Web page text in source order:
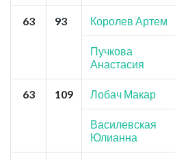
63 93 Королев Артем
Пучкова
Анастасия
63 109 Лобач Макар
Василевская
Юлианна